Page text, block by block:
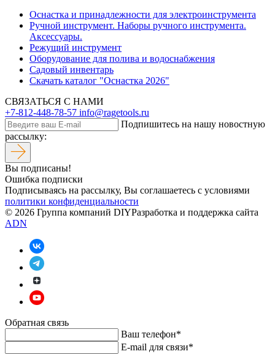
Оснастка и принадлежности для электроинструмента
Ручной инструмент. Наборы ручного инструмента.
Аксессуары.
Режущий инструмент
Оборудование для полива и водоснабжения
Садовый инвентарь
Скачать каталог "Оснастка 2026"
СВЯЗАТЬСЯ С НАМИ
+7-812-448-78-57 info@ragetools.ru
Подпишитесь на нашу новостную
рассылку:
Вы подписаны!
Ошибка подписки
Подписываясь на рассылку, Вы соглашаетесь c условиями
политики конфиденциальности
© 2026 Группа компаний DIYРазработка и поддержка сайта
ADN
Обратная связь
Ваш телефон*
E-mail для связи*